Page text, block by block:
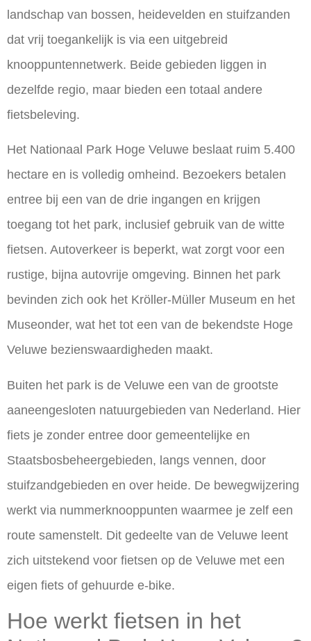
landschap van bossen, heidevelden en stuifzanden
dat vrij toegankelijk is via een uitgebreid
knooppuntennetwerk. Beide gebieden liggen in
dezelfde regio, maar bieden een totaal andere
fietsbeleving.
Het Nationaal Park Hoge Veluwe beslaat ruim 5.400
hectare en is volledig omheind. Bezoekers betalen
entree bij een van de drie ingangen en krijgen
toegang tot het park, inclusief gebruik van de witte
fietsen. Autoverkeer is beperkt, wat zorgt voor een
rustige, bijna autovrije omgeving. Binnen het park
bevinden zich ook het Kröller-Müller Museum en het
Museonder, wat het tot een van de bekendste Hoge
Veluwe bezienswaardigheden maakt.
Buiten het park is de Veluwe een van de grootste
aaneengesloten natuurgebieden van Nederland. Hier
fiets je zonder entree door gemeentelijke en
Staatsbosbeheergebieden, langs vennen, door
stuifzandgebieden en over heide. De bewegwijzering
werkt via nummerknooppunten waarmee je zelf een
route samenstelt. Dit gedeelte van de Veluwe leent
zich uitstekend voor fietsen op de Veluwe met een
eigen fiets of gehuurde e-bike.
Hoe werkt fietsen in het